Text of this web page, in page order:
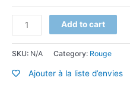
Add to cart
SKU: N/A Category: Rouge
Ajouter à la liste d’envies